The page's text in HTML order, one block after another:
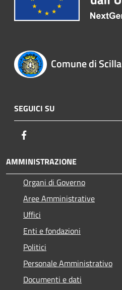
Comune di Scilla
SEGUICI SU
AMMINISTRAZIONE
Organi di Governo
Aree Amministrative
Uffici
Enti e fondazioni
Politici
Personale Amministrativo
Documenti e dati